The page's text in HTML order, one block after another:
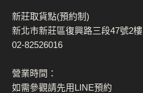
新莊取貨點(預約制)
新北市新莊區復興路三段47號2樓
02-82526016
營業時間：
如需參觀請先用LINE預約